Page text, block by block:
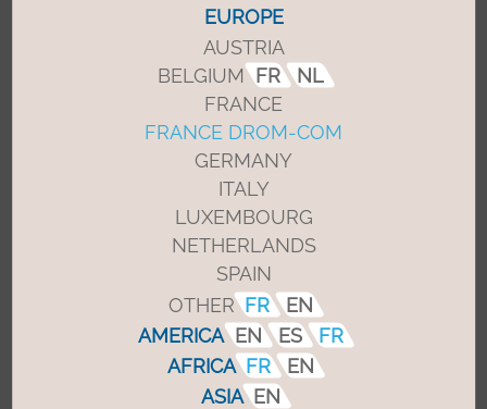
EUROPE
AUSTRIA
BELGIUM FR
NL
FRANCE
FRANCE DROM-COM
GERMANY
ITALY
LUXEMBOURG
NETHERLANDS
SPAIN
OTHER FR
EN
AMERICA EN ES
FR
AFRICA FR
EN
ASIA EN